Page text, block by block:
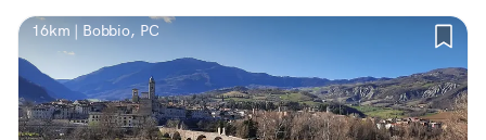
16km | Bobbio, PC